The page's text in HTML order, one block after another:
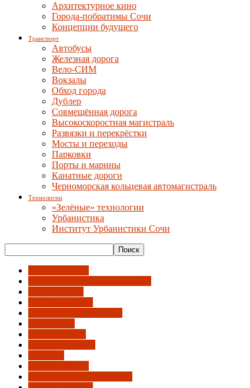
Архитектурное кино
Города-побратимы Сочи
Концепции будущего
Транспорт
Автобусы
Железная дорога
Вело-СИМ
Вокзалы
Обход города
Дублер
Совмещённая дорога
Высокоскоростная магистраль
Развязки и перекрёстки
Мосты и переходы
Парковки
Порты и марины
Канатные дороги
Черноморская кольцевая автомагистраль
Технологии
«Зелёные» технологии
Урбанистика
Институт Урбанистики Сочи